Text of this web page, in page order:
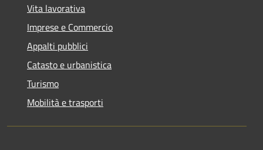
Vita lavorativa
Imprese e Commercio
Appalti pubblici
Catasto e urbanistica
Turismo
Mobilità e trasporti